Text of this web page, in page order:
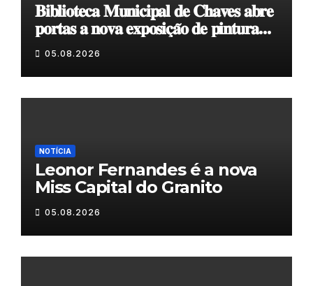
𝐁𝐢𝐛𝐥𝐢𝐨𝐭𝐞𝐜𝐚 𝐌𝐮𝐧𝐢𝐜𝐢𝐩𝐚𝐥 𝐝𝐞 𝐂𝐡𝐚𝐯𝐞𝐬 𝐚𝐛𝐫𝐞
𝐩𝐨𝐫𝐭𝐚𝐬 𝐚 𝐧𝐨𝐯𝐚 𝐞𝐱𝐩𝐨𝐬𝐢𝐜̧𝐚̃𝐨 𝐝𝐞 𝐩𝐢𝐧𝐭𝐮𝐫𝐚
𝐝𝐮𝐫𝐚𝐧𝐭𝐞 𝐨 𝐦𝐞̂𝐬 𝐝𝐞 𝐚𝐠𝐨𝐬𝐭𝐨
05.08.2026
NOTÍCIA
Leonor Fernandes é a nova
Miss Capital do Granito
05.08.2026